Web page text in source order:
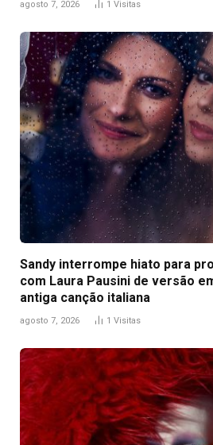
agosto 7, 2026 1 Visitas
Sandy interrompe hiato para
com Laura Pausini de versão
antiga canção italiana
agosto 7, 2026 1 Visitas